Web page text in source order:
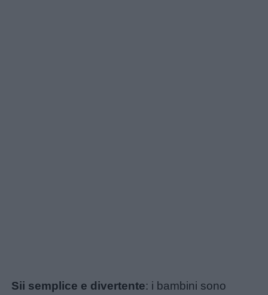
Sii semplice e divertente: i bambini sono